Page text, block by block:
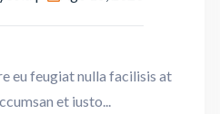
eu feugiat nulla facilisis at
et iusto...